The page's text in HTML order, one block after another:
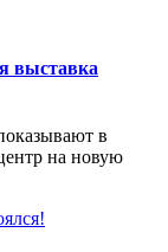
выставка
в
на новую